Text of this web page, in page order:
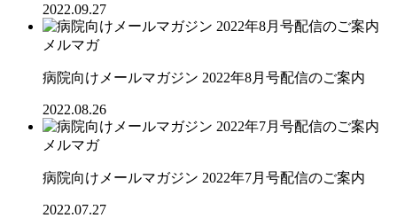
2022.09.27
メルマガ
病院向けメールマガジン 2022年8月号配信のご案内
2022.08.26
メルマガ
病院向けメールマガジン 2022年7月号配信のご案内
2022.07.27